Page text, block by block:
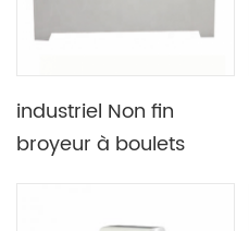
industriel Non fin
broyeur à boulets